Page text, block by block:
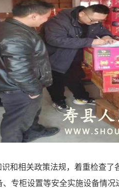
和相关政策法规，着重检查
、专柜设置等安全实施设备情